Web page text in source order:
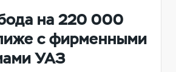
на 220 000
с фирменными
УАЗ